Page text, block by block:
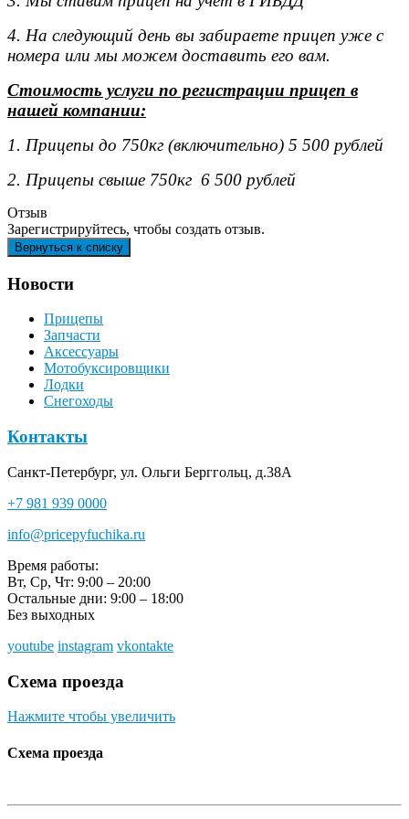
4. На следующий день вы забираете прицеп уже с
номера или мы можем доставить его вам.
Стоимость услуги по регистрации прицеп в
нашей компании:
1. Прицепы до 750кг (включительно) 5 500 рублей
2. Прицепы свыше 750кг 6 500 рублей
Отзыв
Зарегистрируйтесь, чтобы создать отзыв.
Новости
Прицепы
Запчасти
Аксессуары
Мотобуксировщики
Лодки
Снегоходы
Контакты
Санкт-Петербург, ул. Ольги Берггольц, д.38А
+7 981 939 0000
info@pricepyfuchika.ru
Время работы:
Вт, Ср, Чт: 9:00 – 20:00
Остальные дни: 9:00 – 18:00
Без выходных
youtube instagram vkontakte
Схема проезда
Нажмите чтобы увеличить
Схема проезда